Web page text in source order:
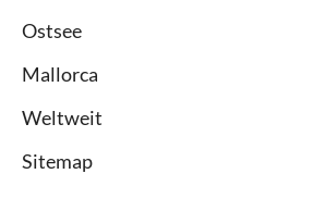
Ostsee
Mallorca
Weltweit
Sitemap